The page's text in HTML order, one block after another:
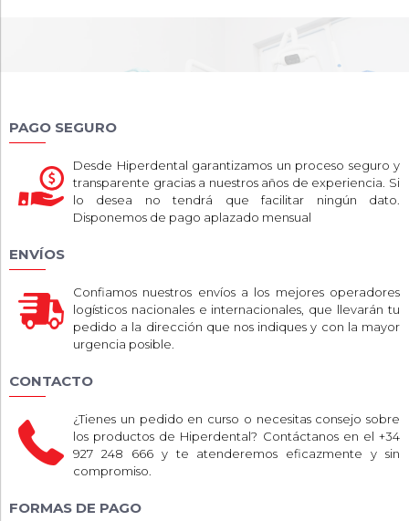
PAGO SEGURO
Desde Hiperdental garantizamos un proceso seguro y
transparente gracias a nuestros años de experiencia. Si
lo desea no tendrá que facilitar ningún dato.
Disponemos de pago aplazado mensual
ENVÍOS
Confiamos nuestros envíos a los mejores operadores
logísticos nacionales e internacionales, que llevarán tu
pedido a la dirección que nos indiques y con la mayor
urgencia posible.
CONTACTO
¿Tienes un pedido en curso o necesitas consejo sobre
los productos de Hiperdental? Contáctanos en el +34
927 248 666 y te atenderemos eficazmente y sin
compromiso.
FORMAS DE PAGO